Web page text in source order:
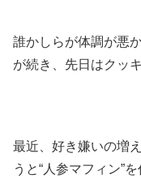
誰かしらが体調が悪
が続き、先日はクッ
最近、好き嫌いの増
うと“人参マフィン”を